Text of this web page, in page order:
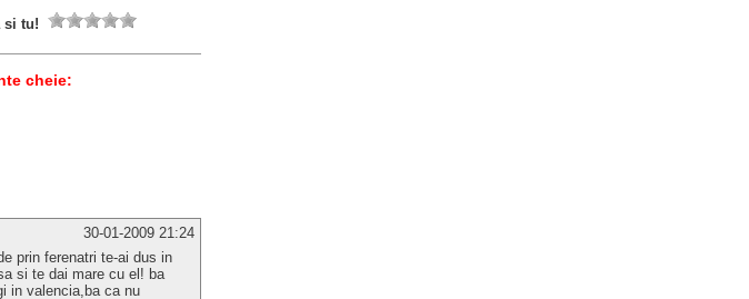
si tu!
cheie:
30-01-2009 21:24
prin ferenatri te-ai dus in
si te dai mare cu el! ba
in valencia,ba ca nu